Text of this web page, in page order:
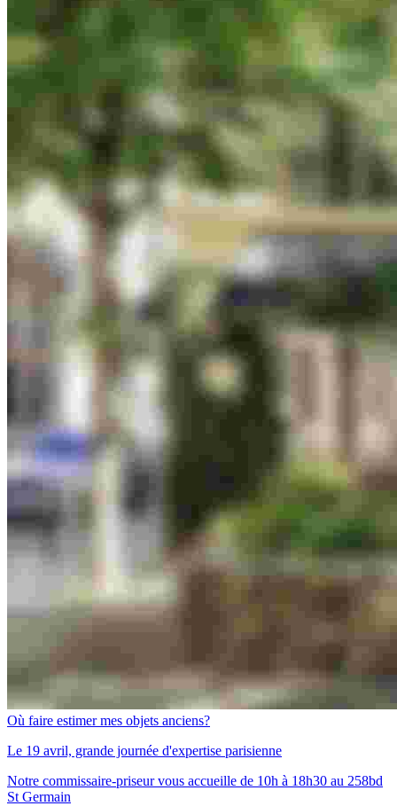
Où faire estimer mes objets anciens?
Le 19 avril, grande journée d'expertise parisienne
Notre commissaire-priseur vous accueille de 10h à 18h30 au 258bd
St Germain